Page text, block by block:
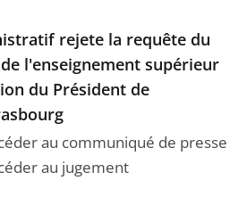
rejete la requête du
l'enseignement supérieur
du Président de
au communiqué de presse
au jugement